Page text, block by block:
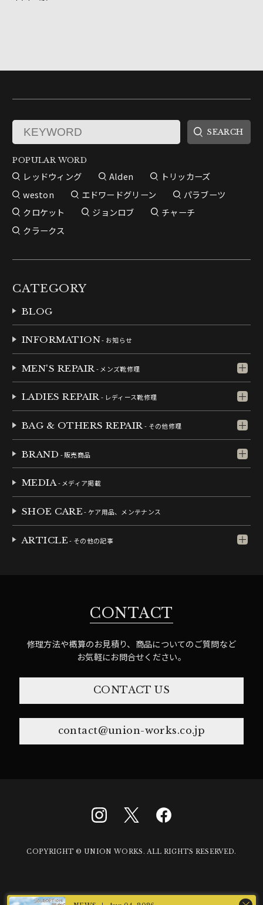
POPULAR WORD
レッドウィング Alden
トリッカーズ
weston
エドワードグリーン
パラブーツ
クロケット
ジョンロブ
チャーチ
クラークス
CATEGORY
BLOG
INFORMATION- お知らせ
MEN'S REPAIR - メンズ靴修理
LADIES REPAIR- レディース靴修理
BAG & OTHERS REPAIR- その他修理
BRAND - 販売商品
MEDIA- メディア掲載
SHOE CARE- ケア用品、メンテナンス
ARTICLE- その他の記事
CONTACT
修理方法や概算のお見積り、商品についてのご質問など
お気軽にお問合せください。
CONTACT US
contact@union-works.co.jp
COPYRIGHT © UNION WORKS. ALL RIGHTS RESERVED.